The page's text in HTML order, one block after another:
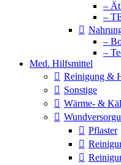
–
–
–
–
Med. Hilfsmittel
Reinigung &
Sonstige
Wärme- &
Pflaster